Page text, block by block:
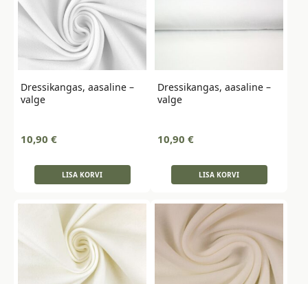
Dressikangas, aasaline –
valge
10,90 €
LISA KORVI
Dressikangas, aasaline –
valge
10,90 €
LISA KORVI